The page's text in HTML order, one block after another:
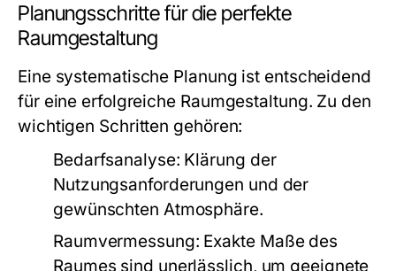
Planungsschritte für die perfekte
Raumgestaltung
Eine systematische Planung ist entscheidend
für eine erfolgreiche Raumgestaltung. Zu den
wichtigen Schritten gehören:
Bedarfsanalyse: Klärung der
Nutzungsanforderungen und der
gewünschten Atmosphäre.
Raumvermessung: Exakte Maße des
Raumes sind unerlässlich, um geeignete